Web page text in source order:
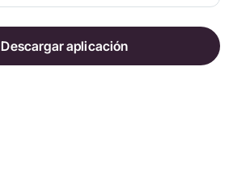
Descargar aplicación